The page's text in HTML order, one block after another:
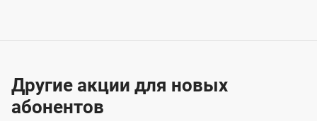
Другие акции для новых
абонентов